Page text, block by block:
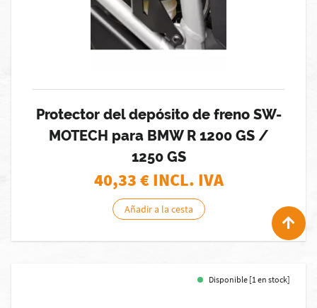
Protector del depósito de freno SW-
MOTECH para BMW R 1200 GS /
1250 GS
40,33€ INCL. IVA
Añadir a la cesta
Disponible [1 en stock]